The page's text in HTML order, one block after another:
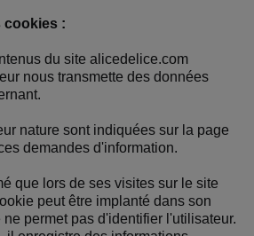
cookies :
du site alicedelice.com
nous transmette des données
nature sont indiquées sur la page
demandes d'information.
que lors de ses visites sur le site
peut être implanté dans son
permet pas d'identifier l'utilisateur.